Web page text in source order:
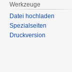
Werkzeuge
Datei hochladen
Spezialseiten
Druckversion